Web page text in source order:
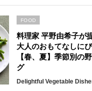
料理家 平野由希子が
大人のおもてなしにぴ
【春、夏】季節別の
グ
Delightful Vegetable
FOOD